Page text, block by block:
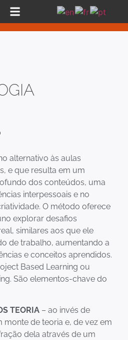
alternativo às aulas
e que resulta em um
dos conteúdos, uma
interpessoais e no
O método oferece
explorar desafios
similares aos que ele
de trabalho, aumentando a
e conceitos aprendidos.
Based Learning ou
São elementos-chave do
TEORIA – ao invés de
monte de teoria e, de vez em
dela através de um